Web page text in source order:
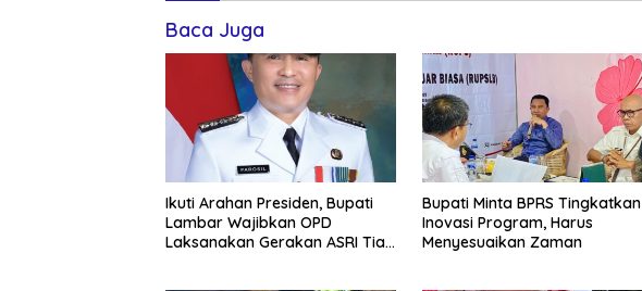
Baca Juga
Ikuti Arahan Presiden, Bupati
Lambar Wajibkan OPD
Laksanakan Gerakan ASRI Tiap
Bupati Minta BPRS Tingkatkan
Inovasi Program, Harus
Menyesuaikan Zaman